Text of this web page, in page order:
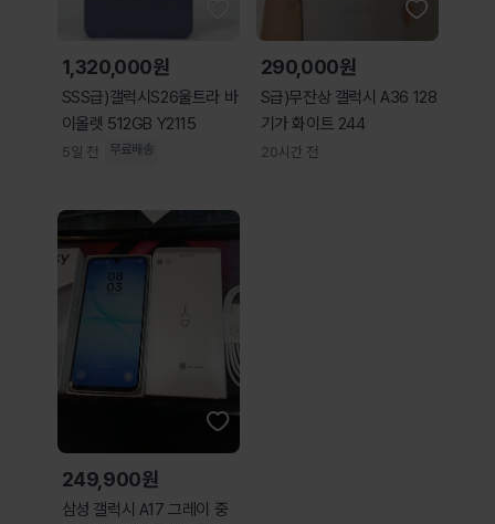
1,320,000원
SSS급)갤럭시S26울트라 바
이올렛 512GB Y2115
5일 전 무료배송
290,000원
S급)무잔상 갤럭시 A36 128
기가 화이트 244
20시간 전
249,900원
삼성 갤럭시 A17 그레이 중